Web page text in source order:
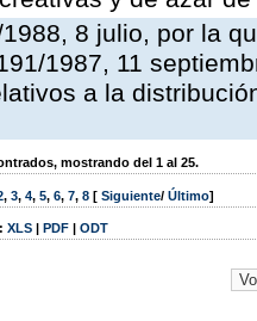
8 julio, por la
1987, 11
a la
mostrando del 1 al 25.
, 3, 4, 5, 6, 7, 8 [ Siguiente/ Último]
XLS | PDF | ODT